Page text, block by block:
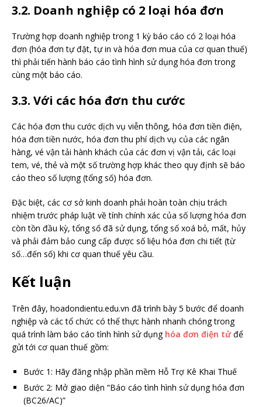
3.2. Doanh nghiệp có 2 loại hóa đơn
Trường hợp doanh nghiệp trong 1 kỳ báo cáo có 2 loại hóa
đơn (hóa đơn tự đặt, tự in và hóa đơn mua của cơ quan thuế)
thì phải tiến hành báo cáo tình hình sử dụng hóa đơn trong
cùng một báo cáo.
3.3. Với các hóa đơn thu cước
Các hóa đơn thu cước dịch vụ viễn thông, hóa đơn tiền điện,
hóa đơn tiền nước, hóa đơn thu phí dịch vụ của các ngân
hàng, vé vận tải hành khách của các đơn vị vận tải, các loại
tem, vé, thẻ và một số trường hợp khác theo quy định sẽ báo
cáo theo số lượng (tổng số) hóa đơn.
Đặc biệt, các cơ sở kinh doanh phải hoàn toàn chịu trách
nhiệm trước pháp luật về tính chính xác của số lượng hóa đơn
còn tồn đầu kỳ, tổng số đã sử dụng, tổng số xoá bỏ, mất, hủy
và phải đảm bảo cung cấp được số liệu hóa đơn chi tiết (từ
số…đến số) khi cơ quan thuế yêu cầu.
Kết luận
Trên đây, hoadondientu.edu.vn đã trình bày 5 bước để doanh
nghiệp và các tổ chức có thể thực hành nhanh chóng trong
quá trình làm báo cáo tình hình sử dụng hóa đơn điện tửđể
gửi tới cơ quan thuế gồm:
Bước 1: Hãy đăng nhập phần mềm Hỗ Trợ Kê Khai Thuế
Bước 2: Mở giao diện “Báo cáo tình hình sử dụng hóa đơn
(BC26/AC)”